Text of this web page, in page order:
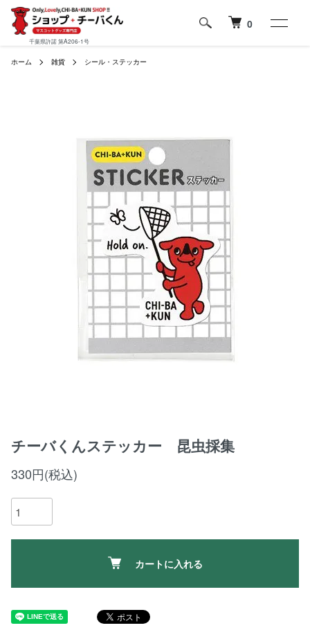
千葉県許諾 第A206-1号
0
ホーム 雑貨 シール・ステッカー
チーバくんステッカー 昆虫採集
330円(税込)
カートに入れる